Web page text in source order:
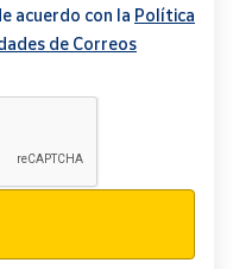
acuerdo con la Política
de Correos